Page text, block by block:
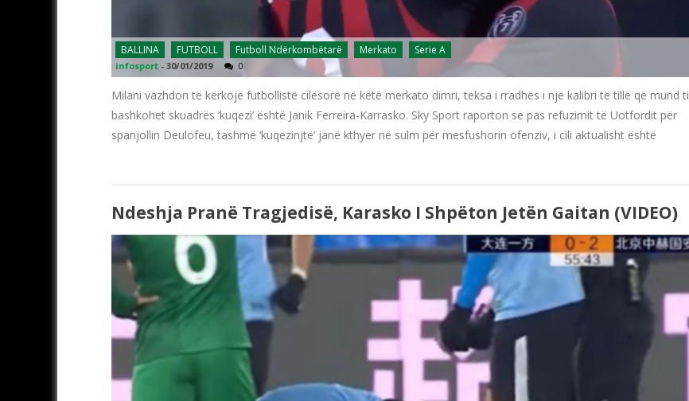
BALLINA FUTBOLL Futboll Ndërkombëtarë Merkato Serie A
infosport - 30/01/2019 0
Milani vazhdon të kërkojë futbollistë cilësorë në këtë merkato dimri, teksa i rradhës i një kalibri të tillë që mund ti
bashkohet skuadrës ‘kuqezi’ është Janik Ferreira-Karrasko. Sky Sport raporton se pas refuzimit të Uotfordit për
spanjollin Deulofeu, tashmë ‘kuqezinjtë’ janë kthyer në sulm për mesfushorin ofenziv, i cili aktualisht është
Ndeshja Pranë Tragjedisë, Karasko I Shpëton Jetën Gaitan (VIDEO)